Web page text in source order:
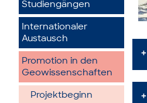
Studiengängen
Internationaler
Austausch
Promotion in den
Geowissenschaften
Projektbeginn